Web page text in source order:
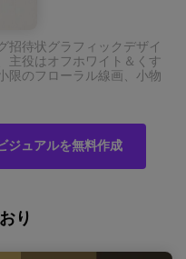
招待状グラフィックデザイ
主役はオフホワイト＆くす
限のフローラル線画、小物
ジュアルを無料作成
り